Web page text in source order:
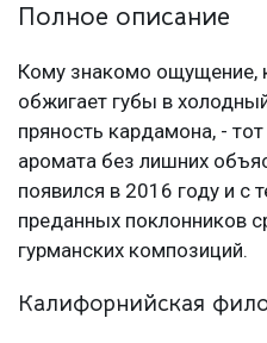
Полное описание
Кому знакомо ощущение,
обжигает губы в
пряность кардамона, -
аромата без лишних
появился в 2016 году и с
преданных поклонников
гурманских композиций.
Калифорнийская